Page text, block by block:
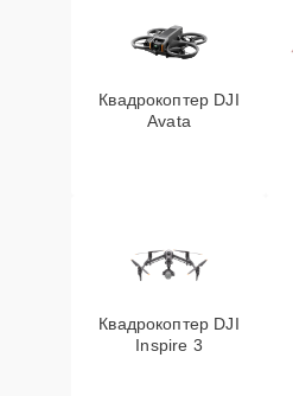
Квадрокоптер DJI
Avata
Квадрокоптер DJI
Inspire 3